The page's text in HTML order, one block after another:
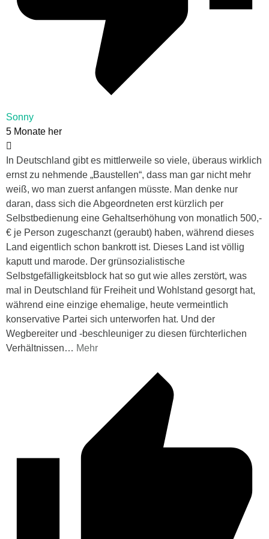
Sonny
5 Monate her
In Deutschland gibt es mittlerweile so viele, überaus wirklich
ernst zu nehmende „Baustellen“, dass man gar nicht mehr
weiß, wo man zuerst anfangen müsste. Man denke nur
daran, dass sich die Abgeordneten erst kürzlich per
Selbstbedienung eine Gehaltserhöhung von monatlich 500,-
€ je Person zugeschanzt (geraubt) haben, während dieses
Land eigentlich schon bankrott ist. Dieses Land ist völlig
kaputt und marode. Der grünsozialistische
Selbstgefälligkeitsblock hat so gut wie alles zerstört, was
mal in Deutschland für Freiheit und Wohlstand gesorgt hat,
während eine einzige ehemalige, heute vermeintlich
konservative Partei sich unterworfen hat. Und der
Wegbereiter und -beschleuniger zu diesen fürchterlichen
Verhältnissen… Mehr